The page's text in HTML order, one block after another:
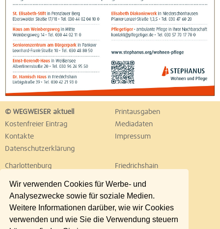
Wir verwenden Cookies für Werbe- und
Analysezwecke sowie für soziale Medien.
Weitere Informationen darüber, wie wir Cookies
verwenden und wie Sie die Verwendung steuern
© WEGWEISER aktuell
Printausgaben
Kostenfreier Eintrag
Mediadaten
Kontakte
Impressum
Datenschutzerklärung
Charlottenburg
Friedrichshain
Lichtenberg
Marzahn
Neukölln